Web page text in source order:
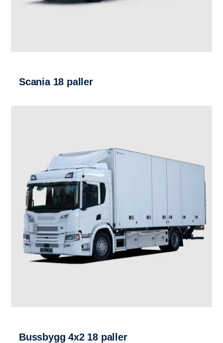
Scania 18 paller
Bussbygg 4x2 18 paller